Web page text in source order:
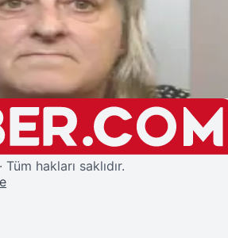
Hapis Cezası Aldı!
hakları saklıdır.